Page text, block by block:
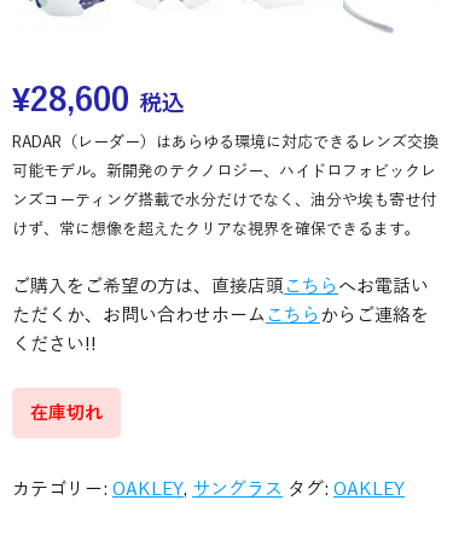
¥28,600 税込
RADAR（レーダー）はあらゆる環境に対応できるレンズ交換
可能モデル。新開発のテクノロジー、ハイドロフォビックレ
ンズコーティング搭載で水分だけでなく、油分や埃も寄せ付
けず、常に想像を超えたクリアな視界を確保できるます。
ご購入をご希望の方は、直接店頭 こちら へお電話い
ただくか、お問い合わせホーム こちら からご連絡を
ください!!
在庫切れ
カテゴリー: OAKLEY, サングラス タグ: OAKLEY